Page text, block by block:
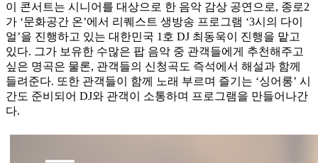
이 콘서트는 시니어를 대상으로 한 음악 감상 공연으로, 종로2
가 ‘문화공간 온’에서 리퀘스트 생방송 프로그램 ‘3시의 다이
얼’을 진행하고 있는 대한민국 1호 DJ 최동욱이 진행을 맡고
있다. 그가 보유한 수많은 팝 음악 중 관객들에게 추천해주고
싶은 명곡은 물론, 관객들의 신청곡도 즉석에서 해설과 함께
들려준다. 또한 관객들이 함께 노래 부르며 즐기는 ‘싱어롱’ 시
간도 준비되어 DJ와 관객이 소통하며 프로그램을 만들어나간
다.